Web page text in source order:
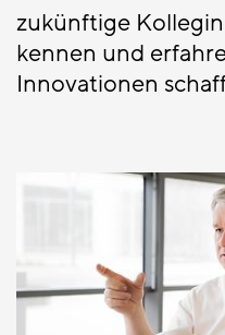
zukünftige
kennen und
Innovationen